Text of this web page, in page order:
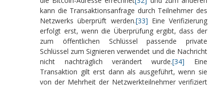
kann die Transaktionsanfrage durch Teilnehmer des
Netzwerks überprüft werden.[33] Eine Verifizierung
erfolgt erst, wenn die Überprüfung ergibt, dass der
zum öffentlichen Schlüssel passende private
Schlüssel zum Signieren verwendet und die Nachricht
nicht nachträglich verändert wurde.[34] Eine
Transaktion gilt erst dann als ausgeführt, wenn sie
von der Mehrheit der Netzwerkteilnehmer verifiziert